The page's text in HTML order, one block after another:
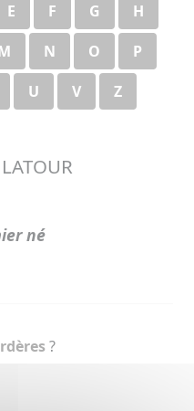
E F G
H
N O
P
U V Z
né
?